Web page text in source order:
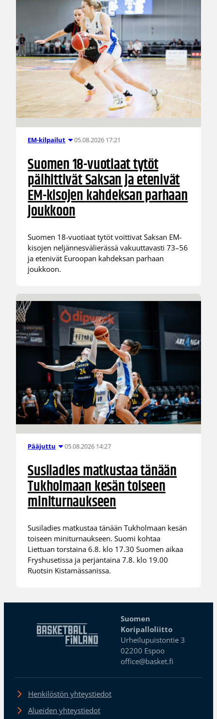
EM-kilpailut 05.08.2026 17:21
Suomen 18-vuotiaat tytöt
päihittivät Saksan ja etenivät
EM-kisojen kahdeksan parhaan
joukkoon
Suomen 18-vuotiaat tytöt voittivat Saksan EM-
kisojen neljännesvälierässä vakuuttavasti 73–56
ja etenivät Euroopan kahdeksan parhaan
joukkoon.
Pääjuttu 05.08.2026 14:27
Susiladies matkustaa tänään
Tukholmaan kesän toiseen
miniturnaukseen
Susiladies matkustaa tänään Tukholmaan kesän
toiseen miniturnaukseen. Suomi kohtaa
Liettuan torstaina 6.8. klo 17.30 Suomen aikaa
Fryshusetissa ja perjantaina 7.8. klo 19.00
Ruotsin Kistamässanissa.
Suomen
Koripalloliitto
Urheilupuistontie 3
02200 Espoo
office@basket.fi
Henkilöstön yhteystiedot
Alueiden yhteystiedot